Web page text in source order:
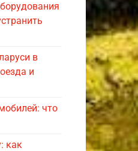
в
и
что
как